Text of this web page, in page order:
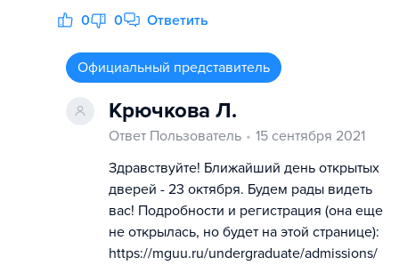
0 0 Ответить
Официальный представитель
Крючкова Л.
Ответ Пользователь
15 сентября 2021
Здравствуйте! Ближайший день открытых
дверей - 23 октября. Будем рады видеть
вас! Подробности и регистрация (она еще
не открылась, но будет на этой странице):
https://mguu.ru/undergraduate/admissions/